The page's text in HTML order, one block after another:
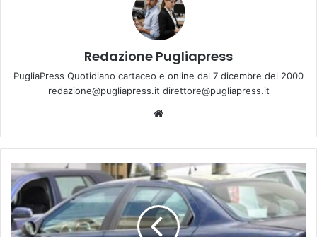
Redazione Pugliapress
PugliaPress Quotidiano cartaceo e online dal 7 dicembre del 2000
redazione@pugliapress.it direttore@pugliapress.it
Taranto
-
Inchiesta
su
discarica